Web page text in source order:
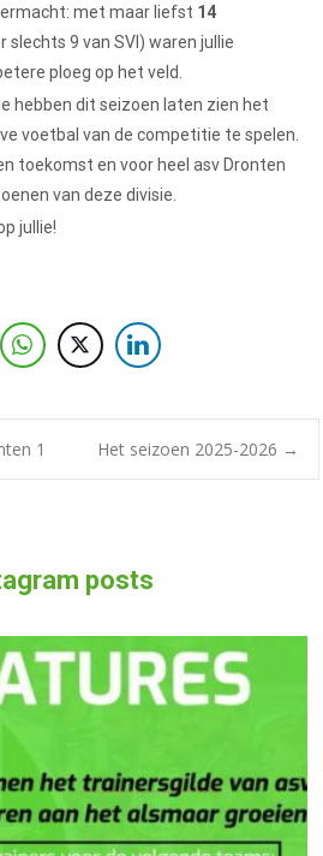
met maar liefst 14
slechts 9 van SVI) waren jullie
ploeg op het veld.
hebben dit seizoen laten zien het
voetbal van de competitie te spelen.
toekomst en voor heel asv Dronten
van deze divisie.
jullie!
1 Het seizoen 2025-2026 →
posts